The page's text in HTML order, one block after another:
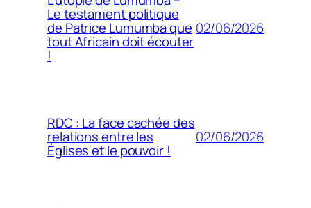
Le testament politique
de Patrice Lumumba que
tout Africain doit écouter
!
02/06/2026
RDC : La face cachée des
relations entre les
Églises et le pouvoir !
02/06/2026